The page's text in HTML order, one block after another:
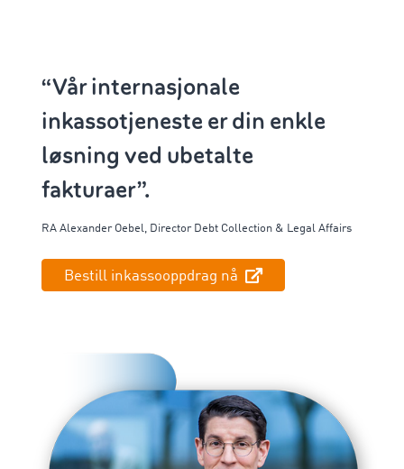
“Vår internasjonale
inkassotjeneste er din enkle
løsning ved ubetalte
fakturaer”.
RA Alexander Oebel, Director Debt Collection & Legal Affairs
Bestill inkassooppdrag nå